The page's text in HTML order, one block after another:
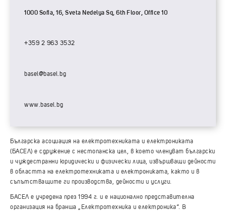
1000 Sofia, 16, Sveta Nedelya Sq, 6th Floor, Office 10
+359 2 963 3532
basel@basel.bg
www.basel.bg
Българска асоциация на електротехниката и електрониката
(БАСЕЛ) е сдружение с нестопанска цел, в което членуват български
и чуждестранни юридически и физически лица, извършващи дейности
в областта на електротехниката и електрониката, както и в
съпътстващите ги производства, дейности и услуги.
БАСЕЛ е учредена през 1994 г. и е национално представителна
организация на бранша „Електротехника и електроника“. В